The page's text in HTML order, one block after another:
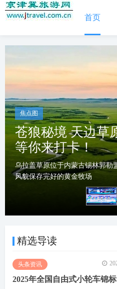
首页
焦点图
苍狼秘境 天边草
等你来打卡！
乌拉盖草原位于内蒙古锡林郭勒
风貌保存完好的黄金牧场
焦点图
“兔”出重围，乌
上人家热闹年！
一年又一年，新的一年即将来临
区“乌镇年”的活动也将
精选导读
头条资讯